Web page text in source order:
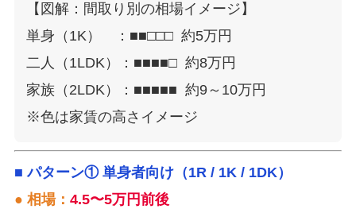
【図解：間取り別の相場イメージ】
単身（1K）　：■■□□□  約5万円
二人（1LDK）：■■■■□  約8万円
家族（2LDK）：■■■■■  約9～10万円
■ パターン① 単身者向け（1R / 1K / 1DK）
● 相場： 4.5〜5万円前後